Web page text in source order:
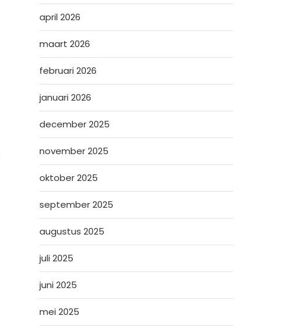
april 2026
maart 2026
februari 2026
januari 2026
december 2025
november 2025
oktober 2025
september 2025
augustus 2025
juli 2025
juni 2025
mei 2025